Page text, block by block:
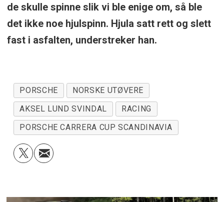
de skulle spinne slik vi ble enige om, så ble
det ikke noe hjulspinn. Hjula satt rett og slett
fast i asfalten, understreker han.
PORSCHE
NORSKE UTØVERE
AKSEL LUND SVINDAL
RACING
PORSCHE CARRERA CUP SCANDINAVIA